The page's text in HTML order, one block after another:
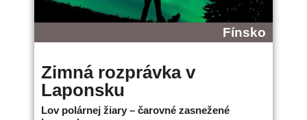
Fínsko
Zimná rozprávka v
Laponsku
Lov polárnej žiary – čarovné zasnežené